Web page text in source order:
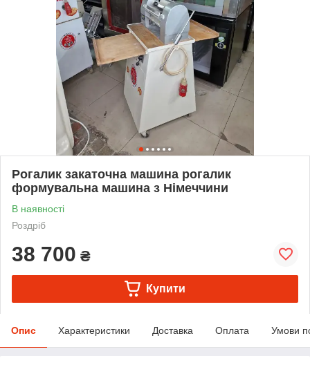
Рогалик закаточна машина рогалик
формувальна машина з Німеччини
В наявності
Роздріб
38 700 ₴
Купити
Опис Характеристики Доставка Оплата Умови